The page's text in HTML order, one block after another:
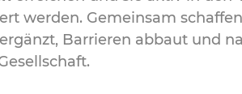
werden. Gemeinsam
Barrieren abbaut und